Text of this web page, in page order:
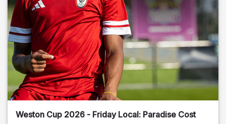
Weston Cup 2026 - Friday Local: Paradise Cost